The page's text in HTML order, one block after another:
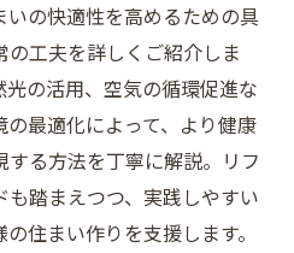
の快適性を高めるための具
工夫を詳しくご紹介しま
の活用、空気の循環促進な
最適化によって、より健康
る方法を丁寧に解説。リフ
も踏まえつつ、実践しやすい
住まい作りを支援します。